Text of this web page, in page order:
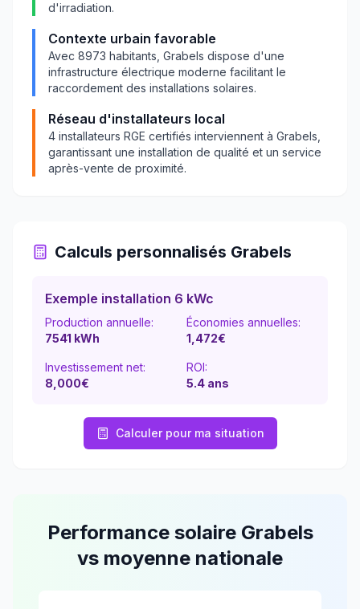
d'irradiation.
Contexte urbain favorable
Avec 8973 habitants, Grabels dispose d'une
infrastructure électrique moderne facilitant le
raccordement des installations solaires.
Réseau d'installateurs local
4 installateurs RGE certifiés interviennent à Grabels
garantissant une installation de qualité et un service
après-vente de proximité.
Calculs personnalisés Grabels
Exemple installation 6 kWc
Production annuelle:
7541 kWh
Économies annuelles:
1,472€
Investissement net:
8,000€
ROI:
5.4 ans
Calculer pour ma situation
Performance solaire Grabels
vs moyenne nationale